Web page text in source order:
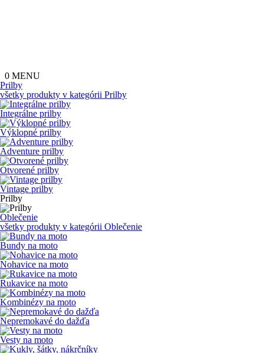
0 MENU
Prilby
všetky produkty v kategórii Prilby
Integrálne prilby
Výklopné prilby
Adventure prilby
Otvorené prilby
Vintage prilby
Prilby
Oblečenie
všetky produkty v kategórii Oblečenie
Bundy na moto
Nohavice na moto
Rukavice na moto
Kombinézy na moto
Nepremokavé do dažďa
Vesty na moto